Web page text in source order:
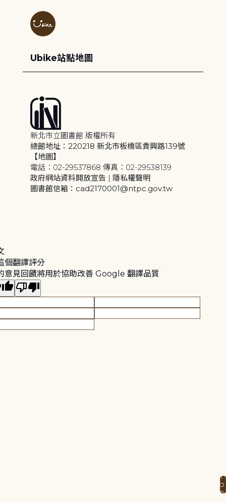
Ubike站點地圖
新北市立圖書館 版權所有
總館地址：220218 新北市板橋區貴興路139號
【地圖】
電話：02-29537868 傳真：02-29538139
政府網站資料開放宣告 | 隱私權聲明
圖書館信箱：cad2170001@ntpc.gov.tw
個翻譯評分
意見回饋將用於協助改善 Google 翻譯品質